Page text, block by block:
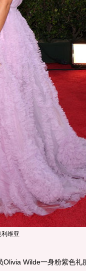
利维亚
Olivia Wilde一身粉紫色礼